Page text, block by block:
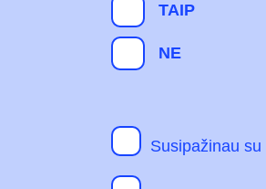
TAIP
NE
Susipažinau su